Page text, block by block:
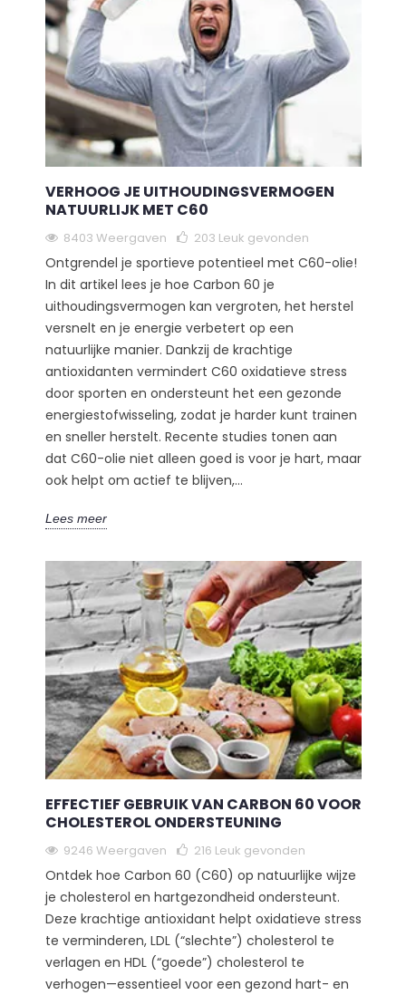
VERHOOG JE UITHOUDINGSVERMOGEN
NATUURLIJK MET C60
8403 Weergaven 203 Leuk gevonden
Ontgrendel je sportieve potentieel met C60-olie!
In dit artikel lees je hoe Carbon 60 je
uithoudingsvermogen kan vergroten, het herstel
versnelt en je energie verbetert op een
natuurlijke manier. Dankzij de krachtige
antioxidanten vermindert C60 oxidatieve stress
door sporten en ondersteunt het een gezonde
energiestofwisseling, zodat je harder kunt trainen
en sneller herstelt. Recente studies tonen aan
dat C60-olie niet alleen goed is voor je hart, maar
ook helpt om actief te blijven,...
Lees meer
EFFECTIEF GEBRUIK VAN CARBON 60 VOOR
CHOLESTEROL ONDERSTEUNING
9246 Weergaven 216 Leuk gevonden
Ontdek hoe Carbon 60 (C60) op natuurlijke wijze
je cholesterol en hartgezondheid ondersteunt.
Deze krachtige antioxidant helpt oxidatieve stress
te verminderen, LDL (“slechte”) cholesterol te
verlagen en HDL (“goede”) cholesterol te
verhogen—essentieel voor een gezond hart- en